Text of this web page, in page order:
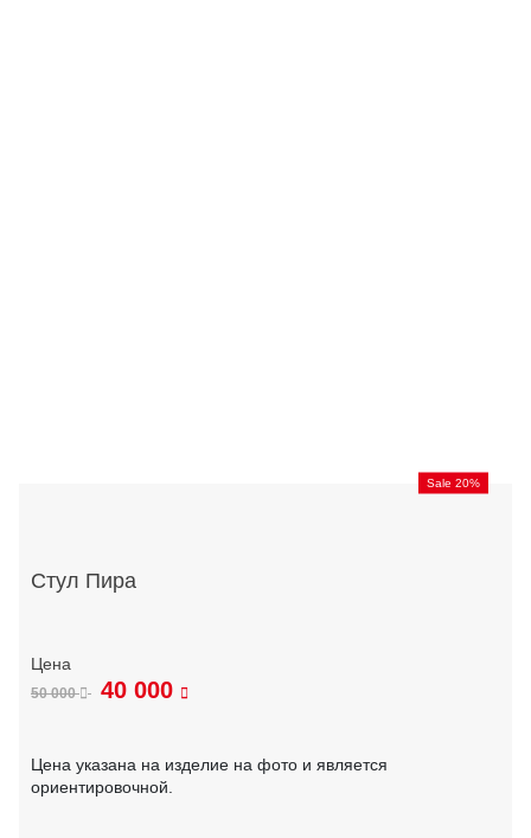
Sale 20%
Стул Пира
50 000 40 000
Цена указана на изделие на фото и является
ориентировочной.